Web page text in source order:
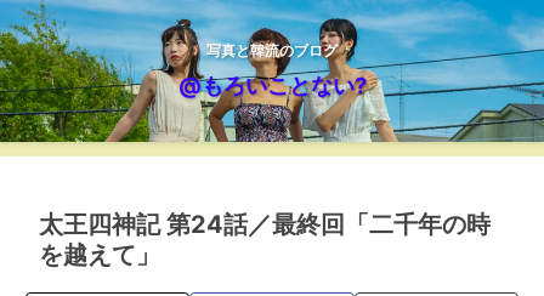
写真と韓流のブログ
@もろいことない?
太王四神記 第24話／最終回「二千年の時
を越えて」